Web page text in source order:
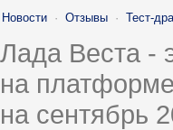
Новости · Отзывы · Тест-
Лада Веста -
на
на сентябрь